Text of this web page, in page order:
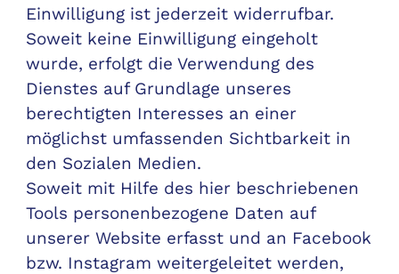
Einwilligung ist jederzeit widerrufbar.
Soweit keine Einwilligung eingeholt
wurde, erfolgt die Verwendung des
Dienstes auf Grundlage unseres
berechtigten Interesses an einer
möglichst umfassenden Sichtbarkeit in
den Sozialen Medien.
Soweit mit Hilfe des hier beschriebenen
Tools personenbezogene Daten auf
unserer Website erfasst und an Facebook
bzw. Instagram weitergeleitet werden,